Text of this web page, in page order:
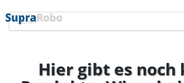
Hier gibt es noch